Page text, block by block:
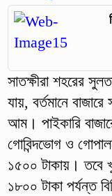
সাতক্ষীরা শহরের
যায়, বর্তমানে
আম। পাইকারি
গোবিন্দভোগ ও
১৫০০ টাকায়। তবে
১৮০০ টাকা পর্যন্ত